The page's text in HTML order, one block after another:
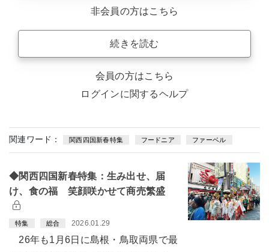
非会員の方はこちら
続きを読む
会員の方はこちら
ログインに関するヘルプ
関連ワード： 関西四国新春特集 フードニア ファーベル
◆関西四国新春特集：生み出せ、届
け、食の福 笑顔咲かせて商売繁盛
特集 総合 2026.01.29
26年も1月6日に島根・鳥取両県で最